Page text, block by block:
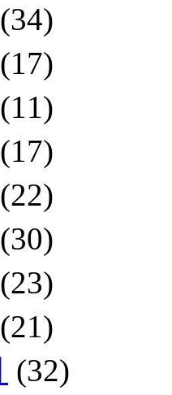
(34)
(17)
(11)
(17)
(22)
(30)
(23)
(21)
(32)